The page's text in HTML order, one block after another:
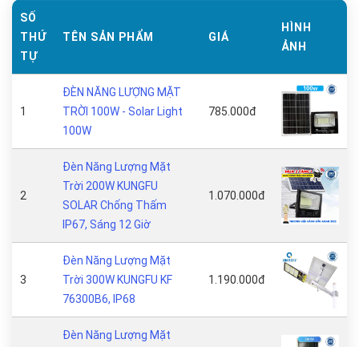
SỐ
THỨ
TỰ
TÊN SẢN PHẨM GIÁ
HÌNH
ẢNH
1
ĐÈN NĂNG LƯỢNG MẶT
TRỜI 100W - Solar Light
100W
785.000đ
2
Đèn Năng Lượng Mặt
Trời 200W KUNGFU
SOLAR Chống Thấm
IP67, Sáng 12 Giờ
1.070.000đ
3
Đèn Năng Lượng Mặt
Trời 300W KUNGFU KF
76300B6, IP68
1.190.000đ
Đèn Năng Lượng Mặt